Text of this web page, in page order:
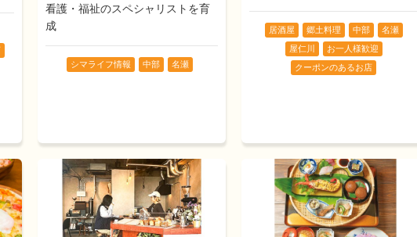
看護・福祉のスペシャリストを育
成
シマライフ情報 中部 名瀬
居酒屋 郷土料理 中部
名瀬
屋仁川
お一人様歓迎
クーポンのあるお店